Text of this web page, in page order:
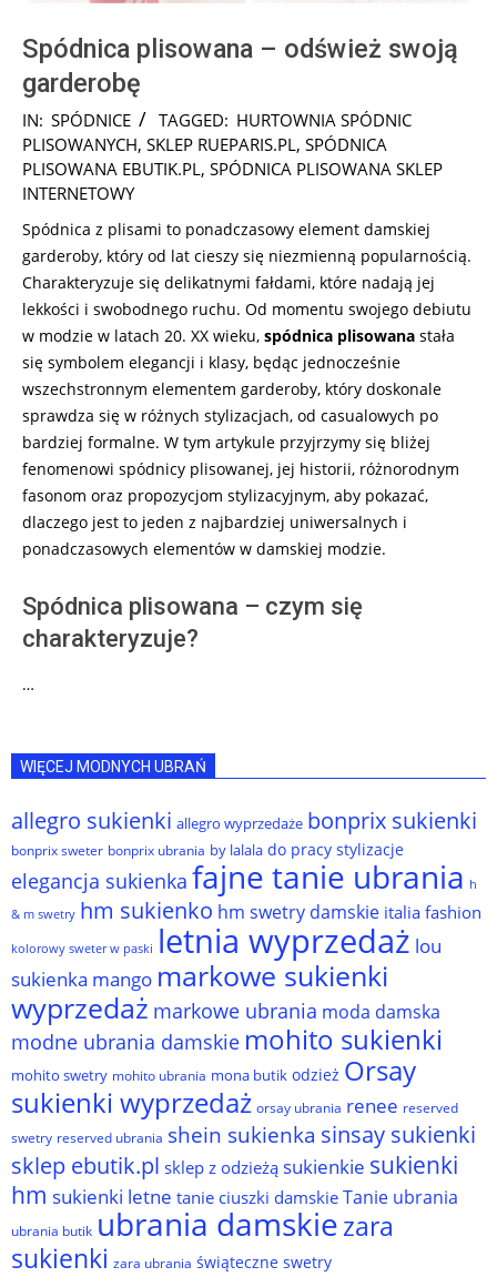
Spódnica plisowana – odśwież swoją
garderobę
2025-
09-
29
IN: SPÓDNICE TAGGED: HURTOWNIA SPÓDNIC
PLISOWANYCH, SKLEP RUEPARIS.PL, SPÓDNICA
PLISOWANA EBUTIK.PL, SPÓDNICA PLISOWANA SKLEP
INTERNETOWY
Spódnica z plisami to ponadczasowy element damskiej
garderoby, który od lat cieszy się niezmienną popularnością.
Charakteryzuje się delikatnymi fałdami, które nadają jej
lekkości i swobodnego ruchu. Od momentu swojego debiutu
w modzie w latach 20. XX wieku, spódnica plisowana stała
się symbolem elegancji i klasy, będąc jednocześnie
wszechstronnym elementem garderoby, który doskonale
sprawdza się w różnych stylizacjach, od casualowych po
bardziej formalne. W tym artykule przyjrzymy się bliżej
fenomenowi spódnicy plisowanej, jej historii, różnorodnym
fasonom oraz propozycjom stylizacyjnym, aby pokazać,
dlaczego jest to jeden z najbardziej uniwersalnych i
ponadczasowych elementów w damskiej modzie.
Spódnica plisowana – czym się
charakteryzuje?
…
WIĘCEJ MODNYCH UBRAŃ
allegro sukienki allegro wyprzedaże bonprix sukienki
bonprix sweter bonprix ubrania by lalala do pracy stylizacje
elegancja sukienka fajne tanie ubrania h
& m swetry hm sukienko hm swetry damskie italia fashion
kolorowy sweter w paski letnia wyprzedaż lou
sukienka mango markowe sukienki
wyprzedaż markowe ubrania moda damska
modne ubrania damskie mohito sukienki
mohito swetry mohito ubrania mona butik odzież Orsay
sukienki wyprzedaż orsay ubrania renee reserved
swetry reserved ubrania shein sukienka sinsay sukienki
sklep ebutik.pl sklep z odzieżą sukienkie sukienki
hm sukienki letne tanie ciuszki damskie Tanie ubrania
ubrania butik ubrania damskiezara
sukienki zara ubrania świąteczne swetry